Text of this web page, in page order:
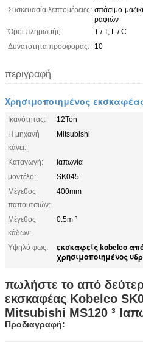
Συσκευασία λεπτομέρειες: σπάσιμο-
ραφιών
Όροι πληρωμής:
T / T, L / C
Δυνατότητα προσφοράς:
10
περιγραφή
Χρησιμοποιημένος
Ικανότητας:
12Ton
Η μηχανή
κάνει:
Mitsubishi
Καταγωγή:
Ιαπωνία
μοντέλο:
SK045
Μέγεθος
παπουτσιών:
400mm
Μέγεθος
κάδων:
0.5m ³
Υψηλό φως: εκσκαφείς kobelco
χρησιμοποιημένος
πωλήστε το από
εκσκαφέας Kobelco
Mitsubishi MS120 ³
Προδιαγραφή: